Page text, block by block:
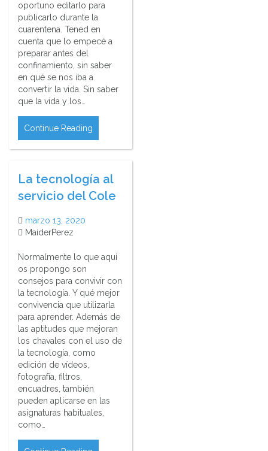
oportuno editarlo para
publicarlo durante la
cuarentena. Tened en
cuenta que lo empecé a
preparar antes del
confinamiento, sin saber
en qué se nos iba a
convertir la vida. Sin saber
que la vida y los…
Continue Reading
La tecnología al
servicio del Cole
marzo 13, 2020
MaiderPerez
Normalmente lo que aquí
os propongo son
consejos para convivir con
la tecnología. Y qué mejor
convivencia que utilizarla
para aprender. Además de
las aptitudes que mejoran
los chavales con el uso de
la tecnología, como
edición de vídeos,
fotografía, filtros,
encuadres, también
pueden aplicarse en las
asignaturas habituales,
como…